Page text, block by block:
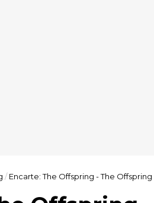
/ Encarte: The Offspring - The Offspring